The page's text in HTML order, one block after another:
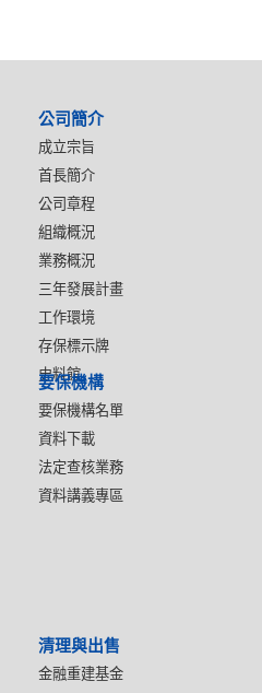
公司簡介
成立宗旨
首長簡介
公司章程
組織概況
業務概況
三年發展計畫
工作環境
存保標示牌
史料館
要保機構
要保機構名單
資料下載
法定查核業務
資料講義專區
清理與出售
金融重建基金